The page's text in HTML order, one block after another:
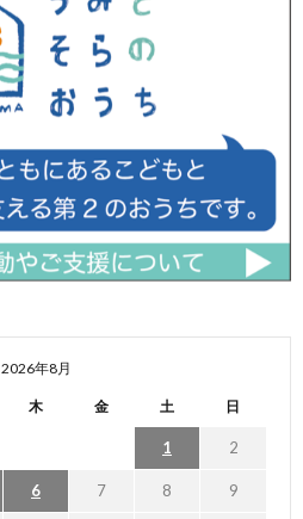
2026年8月
木 金 土 日
1 2
6 7 8 9